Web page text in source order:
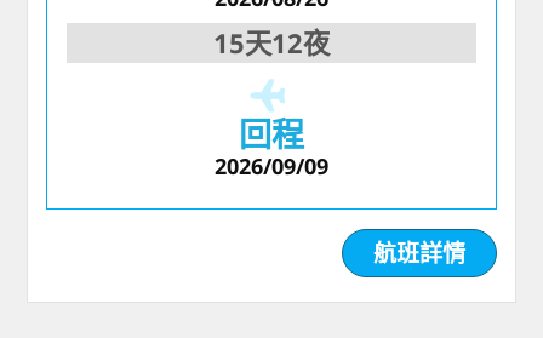
15天12夜
回程
2026/09/09
航班詳情